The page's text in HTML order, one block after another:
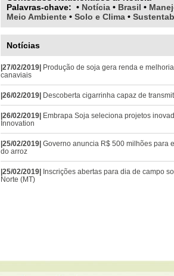
Palavras-chave: • Notícia • Brasil •
Meio Ambiente • Solo e Clima •
Notícias
|27/02/2019| Produção de soja gera renda e
canaviais
|26/02/2019| Descoberta cigarrinha capaz de
|26/02/2019| Embrapa Soja seleciona projetos
Innovation
|25/02/2019| Governo anuncia R$ 500 milhões para
do arroz
|25/02/2019| Inscrições abertas para dia de campo
Norte (MT)